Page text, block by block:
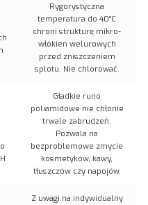
Rygorystyczna
temperatura do 40°C
chroni strukturę mikro-
włókien welurowych
przed zniszczeniem
splotu. Nie chlorować.
Gładkie runo
poliamidowe nie chłonie
trwale zabrudzeń.
Pozwala na
bezproblemowe zmycie
kosmetyków, kawy,
tłuszczów czy napojów.
Z uwagi na indywidualny